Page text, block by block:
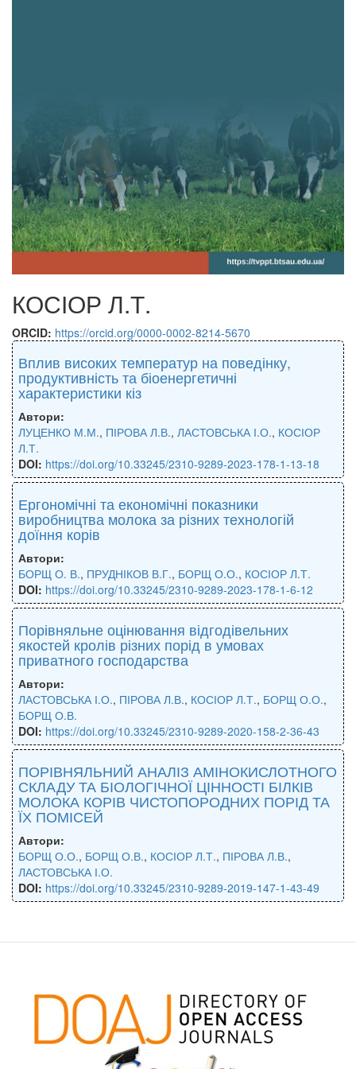
КОСІОР Л.Т.
ORCID: https://orcid.org/0000-0002-8214-5670
Вплив високих температур на поведінку,
продуктивність та біоенергетичні
характеристики кіз
Автори:
ЛУЦЕНКО М.М., ПІРОВА Л.В., ЛАСТОВСЬКА І.О., КОСІОР
Л.Т.
DOI: https://doi.org/10.33245/2310-9289-2023-178-1-13-18
Ергономічні та економічні показники
виробництва молока за різних технологій
доїння корів
Автори:
БОРЩ О. В., ПРУДНІКОВ В.Г., БОРЩ О.О., КОСІОР Л.Т.
DOI: https://doi.org/10.33245/2310-9289-2023-178-1-6-12
Порівняльне оцінювання відгодівельних
якостей кролів різних порід в умовах
приватного господарства
Автори:
ЛАСТОВСЬКА І.О., ПІРОВА Л.В., КОСІОР Л.Т., БОРЩ О.О.,
БОРЩ О.В.
DOI: https://doi.org/10.33245/2310-9289-2020-158-2-36-43
ПОРІВНЯЛЬНИЙ АНАЛІЗ АМІНОКИСЛОТНОГО
СКЛАДУ ТА БІОЛОГІЧНОЇ ЦІННОСТІ БІЛКІВ
МОЛОКА КОРІВ ЧИСТОПОРОДНИХ ПОРІД ТА
ЇХ ПОМІСЕЙ
Автори:
БОРЩ О.О., БОРЩ О.В., КОСІОР Л.Т., ПІРОВА Л.В.,
ЛАСТОВСЬКА І.О.
DOI: https://doi.org/10.33245/2310-9289-2019-147-1-43-49